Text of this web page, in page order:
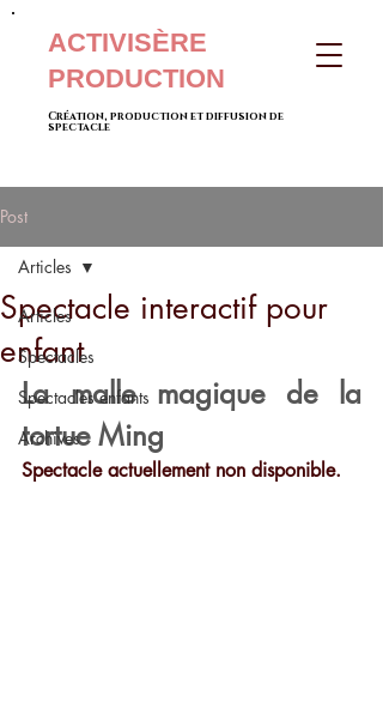
ACTIVISÈRE
PRODUCTION
Création, production et diffusion de
spectacle
Post
Articles
Spectacles
Spectacles enfants
Archives
Articles
Spectacle interactif pour
enfant
La malle magique de la
tortue Ming
Spectacle actuellement non disponible.